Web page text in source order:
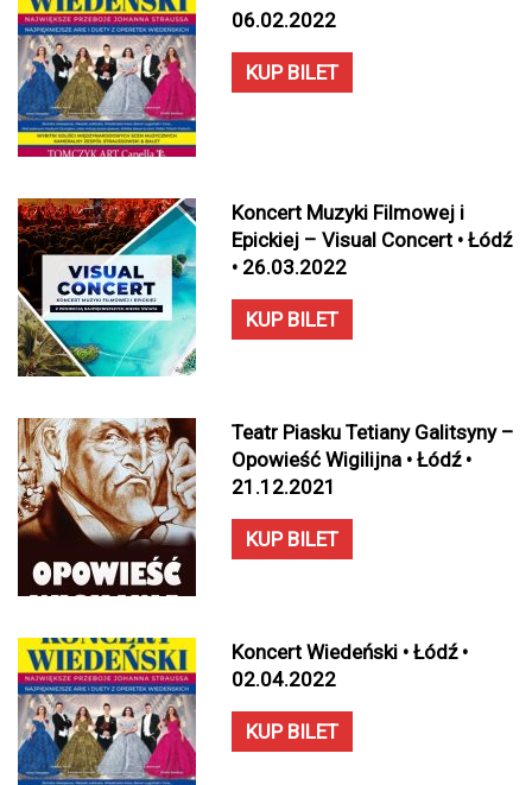
06.02.2022
KUP BILET
Koncert Muzyki Filmowej i
Epickiej – Visual Concert • Łódź
• 26.03.2022
KUP BILET
Teatr Piasku Tetiany Galitsyny –
Opowieść Wigilijna • Łódź •
21.12.2021
KUP BILET
Koncert Wiedeński • Łódź •
02.04.2022
KUP BILET